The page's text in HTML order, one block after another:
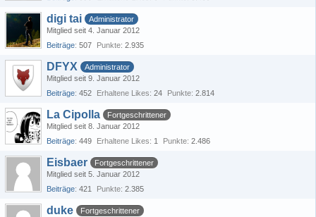
digi tai
Administrator
Mitglied seit 4. Januar 2012
Beiträge 507 Punkte 2.935
DFYX
Administrator
Mitglied seit 9. Januar 2012
Beiträge 452 Erhaltene Likes 24 Punkte 2.814
La Cipolla
Fortgeschrittener
Mitglied seit 8. Januar 2012
Beiträge 449 Erhaltene Likes 1 Punkte 2.486
Eisbaer
Fortgeschrittener
Mitglied seit 5. Januar 2012
Beiträge 421 Punkte 2.385
duke
Fortgeschrittener